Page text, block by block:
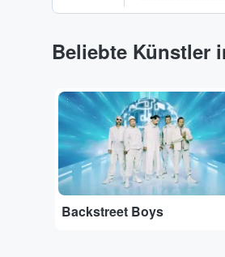
Beliebte Künstler
...
Backstreet Boys